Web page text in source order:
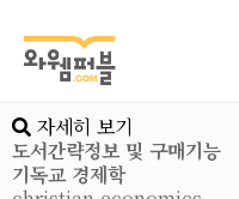
자세히 보기
도서간략정보 및 구매기능
기독교 경제학